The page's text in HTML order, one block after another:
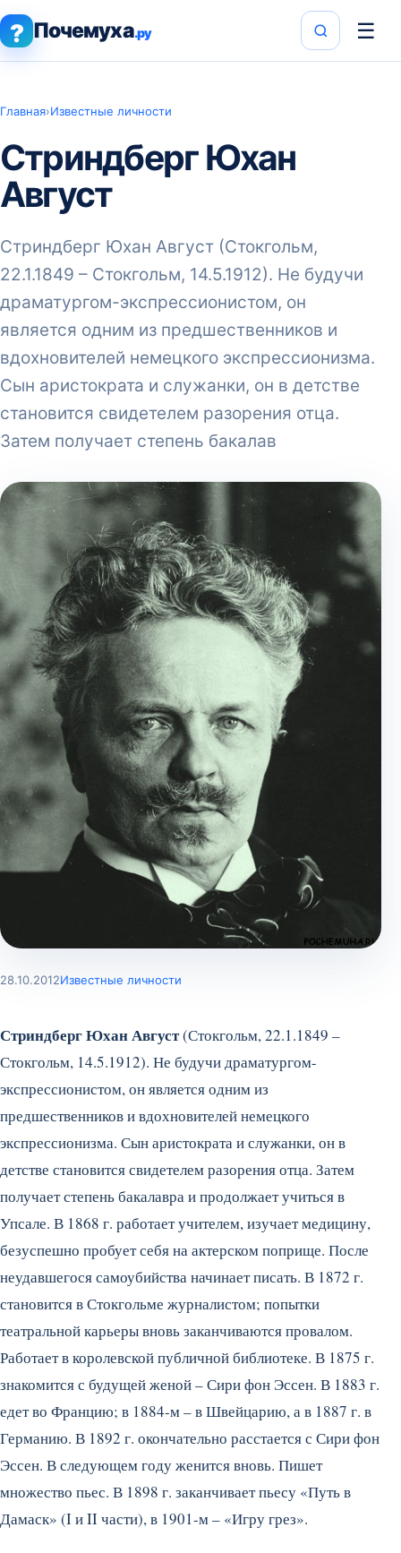
? Почемуха.ру ☰
Главная›Известные личности
Стриндберг Юхан
Август
Стриндберг Юхан Август (Стокгольм,
22.1.1849 – Стокгольм, 14.5.1912). Не будучи
драматургом-экспрессионистом, он
является одним из предшественников и
вдохновителей немецкого экспрессионизма.
Сын аристократа и служанки, он в детстве
становится свидетелем разорения отца.
Затем получает степень бакалав
28.10.2012Известные личности
Стриндберг Юхан Август(Стокгольм, 22.1.1849 –
Стокгольм, 14.5.1912). Не будучи драматургом-
экспрессионистом, он является одним из
предшественников и вдохновителей немецкого
экспрессионизма. Сын аристократа и служанки, он в
детстве становится свидетелем разорения отца. Затем
получает степень бакалавра и продолжает учиться в
Упсале. В 1868 г. работает учителем, изучает медицину,
безуспешно пробует себя на актерском поприще. После
неудавшегося самоубийства начинает писать. В 1872 г.
становится в Стокгольме журналистом; попытки
театральной карьеры вновь заканчиваются провалом.
Работает в королевской публичной библиотеке. В 1875 г.
знакомится с будущей женой – Сири фон Эссен. В 1883 г.
едет во Францию; в 1884-м – в Швейцарию, а в 1887 г. в
Германию. В 1892 г. окончательно расстается с Сири фон
Эссен. В следующем году женится вновь. Пишет
множество пьес. В 1898 г. заканчивает пьесу «Путь в
Дамаск» (I и II части), в 1901-м – «Игру грез».